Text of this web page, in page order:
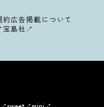
約広告掲載について
宝島社